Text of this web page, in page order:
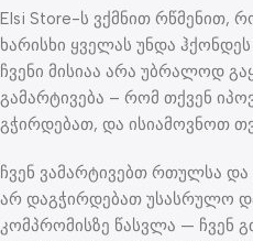
Elsi Store-ს ვქმნით რწმენით,
ხარისხი ყველას უნდა
ჩვენი მისიაა არა უბრალოდ
გამარტივება – რომ თქვენ
გჭირდებათ, და ისიამოვნოთ
ჩვენ ვამარტივებთ რთულსა
არ დაგჭირდებათ უსასრულო
კომპრომისზე წასვლა — ჩვენ